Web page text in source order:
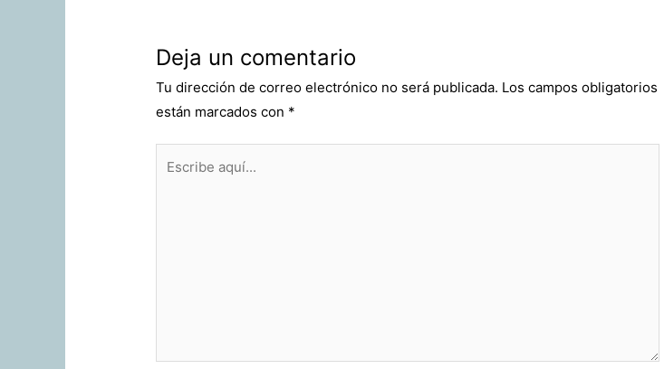
Deja un comentario
Tu dirección de correo electrónico no será publicada. Los campos obligatorios
están marcados con *